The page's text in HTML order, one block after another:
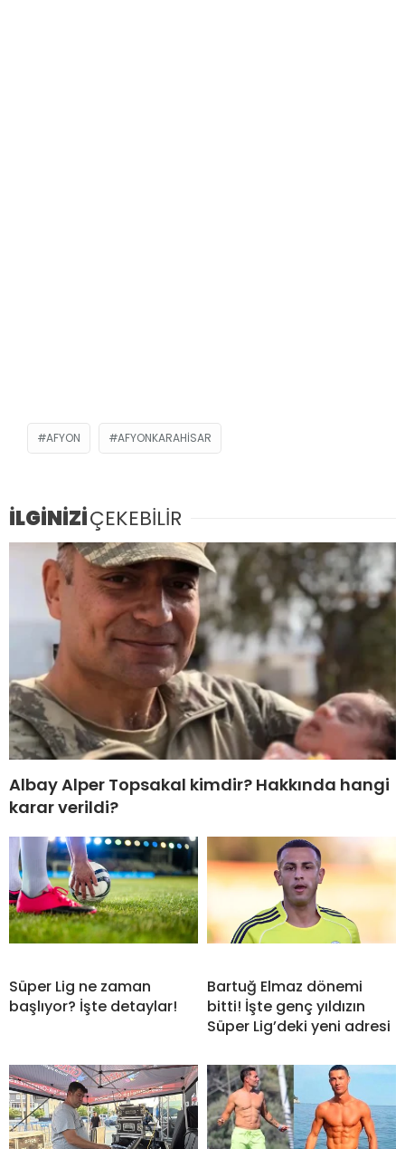
AFYON AFYONKARAHISAR
İLGİNİZİÇEKEBİLİR
Albay Alper Topsakal kimdir? Hakkında hangi
karar verildi?
Süper Lig ne zaman
başlıyor? İşte detaylar!
Bartuğ Elmaz dönemi
bitti! İşte genç yıldızın
Süper Lig’deki yeni adresi